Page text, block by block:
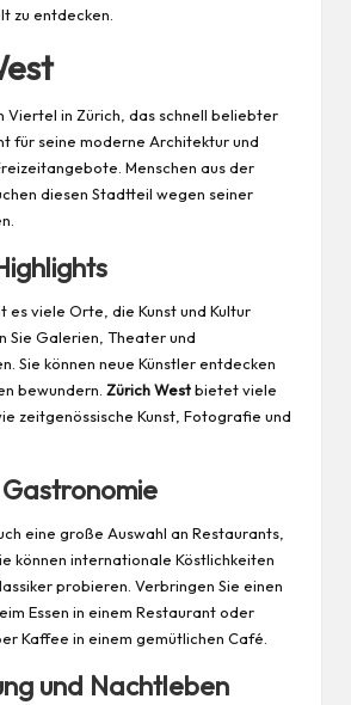
zu entdecken.
Viertel in Zürich, das schnell beliebter
für seine moderne Architektur und
Menschen aus der
diesen Stadtteil wegen seiner
es viele Orte, die Kunst und Kultur
Sie Galerien, Theater und
Sie können neue Künstler entdecken
bewundern. Zürich Westbietet viele
zeitgenössische Kunst, Fotografie und
eine große Auswahl an Restaurants,
können internationale Köstlichkeiten
probieren. Verbringen Sie einen
Essen in einem Restaurant oder
Kaffee in einem gemütlichen Café.
und Nachtleben